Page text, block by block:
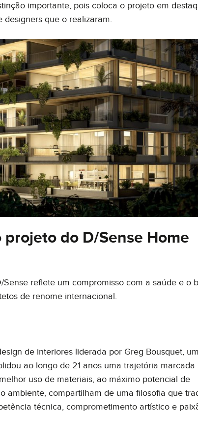
importante, pois coloca o projeto em
que o realizaram.
do D/Sense Home
reflete um compromisso com a saúde e o
de renome internacional.
de interiores liderada por Greg Bousquet,
ao longo de 21 anos uma trajetória marcada
uso de materiais, ao máximo potencial de
ambiente, compartilham de uma filosofia que
técnica, comprometimento artístico e